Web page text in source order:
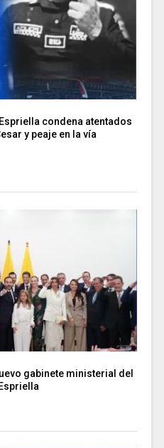
condena atentados
y peaje en la vía
gabinete ministerial del